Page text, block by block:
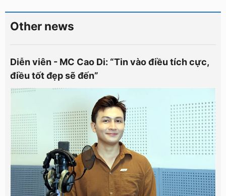
Other news
Diễn viên - MC Cao Di: “Tin vào điều tích cực,
điều tốt đẹp sẽ đến”